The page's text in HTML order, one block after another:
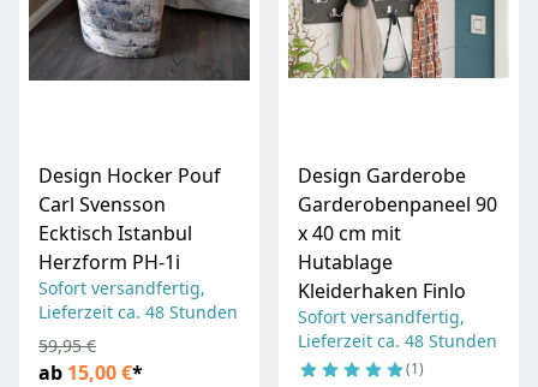
Design Hocker Pouf
Carl Svensson
Ecktisch Istanbul
Herzform PH-1i
Sofort versandfertig,
Lieferzeit ca. 48 Stunden
ab 15,00 €*
59,95 €
Design Garderobe
Garderobenpaneel 90
x 40 cm mit
Hutablage
Kleiderhaken Finlo
Sofort versandfertig,
Lieferzeit ca. 48 Stunden
1